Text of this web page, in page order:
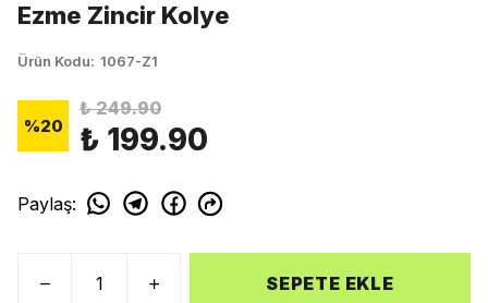
Ezme Zincir Kolye
Ürün Kodu: 1067-Z1
%20
₺ 249.90
₺ 199.90
Paylaş:
SEPETE EKLE